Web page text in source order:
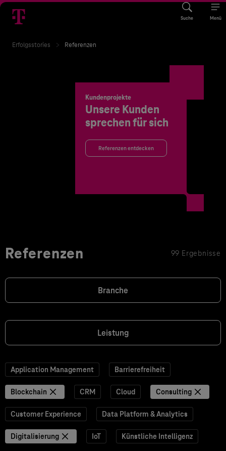
Suche Menü
Erfolgsstories Referenzen
Kundenprojekte
Unsere Kunden
sprechen für sich
Referenzen entdecken
Referenzen 99 Ergebnisse
Branche
Leistung
Application Management Barrierefreiheit
Blockchain CRM Cloud Consulting
Customer Experience Data Platform & Analytics
Digitalisierung IoT Künstliche Intelligenz